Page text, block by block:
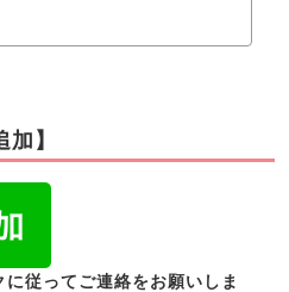
】
従ってご連絡をお願いしま